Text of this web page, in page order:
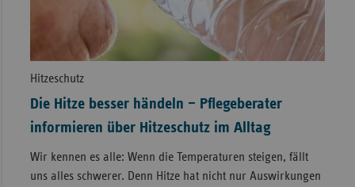
Hitzeschutz
Die Hitze besser händeln – Pflegeberater
informieren über Hitzeschutz im Alltag
Wir kennen es alle: Wenn die Temperaturen steigen, fällt
uns alles schwerer. Denn Hitze hat nicht nur Auswirkungen